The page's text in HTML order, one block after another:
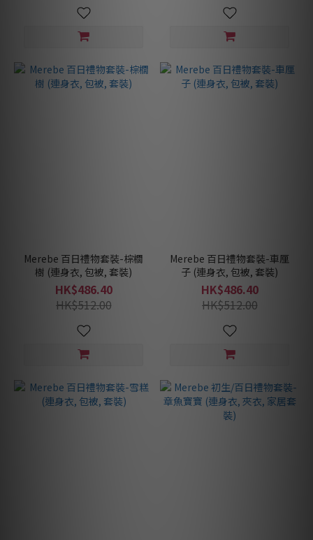
Merebe 百日禮物套裝-棕櫚
樹 (連身衣, 包被, 套裝)
HK$486.40
HK$512.00
Merebe 百日禮物套裝-車厘
子 (連身衣, 包被, 套裝)
HK$486.40
HK$512.00